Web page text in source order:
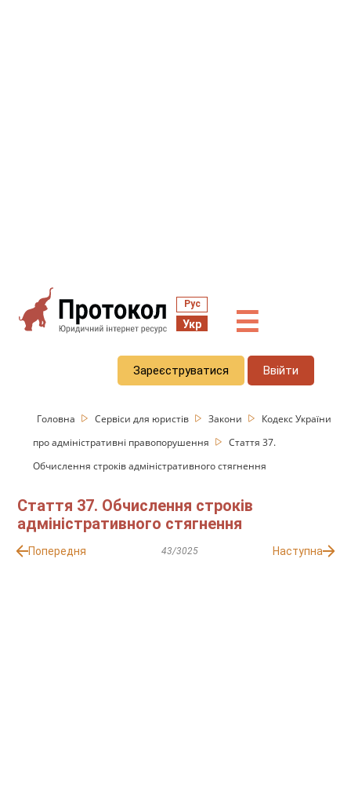
Рус
Укр ☰
Зареєструватися Ввійти
Головна Сервіси для юристів Закони
Кодекс України
про адміністративні правопорушення
Стаття 37.
Обчислення строків адміністративного стягнення
Стаття 37. Обчислення строків
адміністративного стягнення
Попередня 43/3025 Наступна